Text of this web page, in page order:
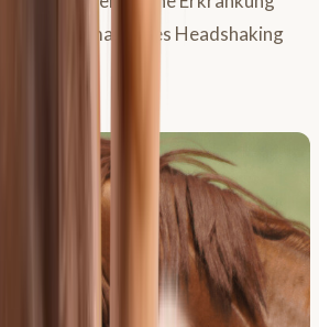
symptomatisches Headshaking